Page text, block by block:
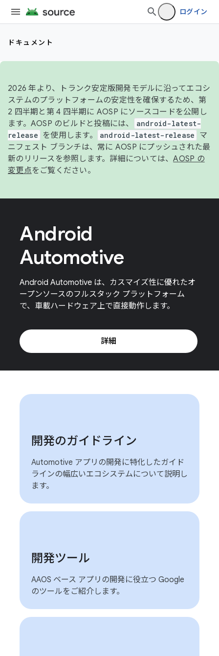
ログイン
ドキュメント
2026 年より、トランク安定版開発モデルに沿ってエコシ
ステムのプラットフォームの安定性を確保するため、第
2 四半期と第 4 四半期に AOSP にソースコードを公開し
ます。AOSP のビルドと投稿には、
android-latest-
release
を使用します。 android-latest-release
マ
ニフェスト ブランチは、常に AOSP にプッシュされた最
新のリリースを参照します。詳細については、AOSP の
変更点をご覧ください。
Android
Automotive
Android Automotive は、カスマイズ性に優れたオ
ープンソースのフルスタック プラットフォーム
で、車載ハードウェア上で直接動作します。
詳細
開発のガイドライン
Automotive アプリの開発に特化したガイド
ラインの幅広いエコシステムについて説明し
ます。
開発ツール
AAOS ベース アプリの開発に役立つ Google
のツールをご紹介します。